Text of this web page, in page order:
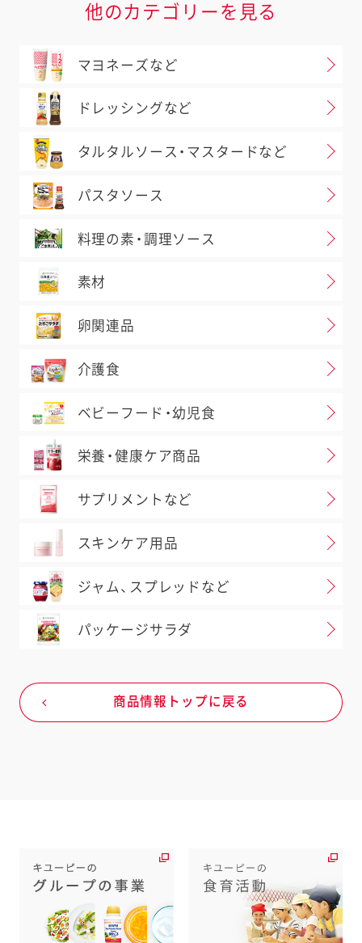
卵・大豆・りんご
」には、商品の製造工程由来の
記載しています。
商品Aを製造後、次の商品Bを
ない特定原材料等が入る可能性
クラッカーは卵・乳成分・え
・ごま・さば・鶏肉・りんご・ゼ
製造しています。
を記載しています。
コンタミネーションが否定でき
については、使用原料の製造工
）●あさりには、かにが共生して
手元の商品と当ホームページ
があります。必ずお手元の商
0120-14-1122
他のカテゴリーを見る
マヨネーズなど
ドレッシングなど
タルタルソース・マスタードなど
パスタソース
料理の素・調理ソース
素材
卵関連品
介護食
ベビーフード・幼児食
栄養・健康ケア商品
サプリメントなど
スキンケア用品
ジャム、スプレッドなど
パッケージサラダ
商品情報トップに戻る